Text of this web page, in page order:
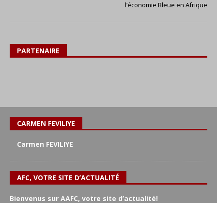
l’économie Bleue en Afrique
PARTENAIRE
CARMEN FEVILIYE
Carmen FEVILIYE
AFC, VOTRE SITE D’ACTUALITÉ
Bienvenus sur AAFC, votre site d’actualité!